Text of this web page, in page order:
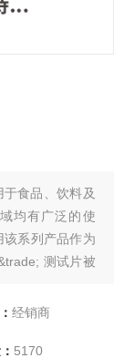
食品、饮料及
均有广泛的使
该系列产品作为
测试片被
所认可。
经销商
5170